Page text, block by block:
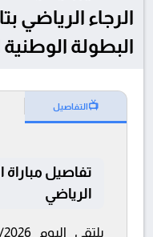
البطولة الوطنية
📺التفاصيل
تفاصيل مباراة
الرياضي